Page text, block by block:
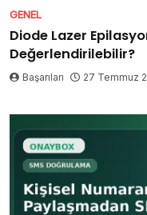
GENEL
Diode Lazer
Değerlendirilebilir?
Başarıları 27 Temmuz